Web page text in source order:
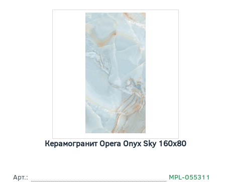
Керамогранит Opera Onyx Sky 160x80
Арт.:
MPL-055311